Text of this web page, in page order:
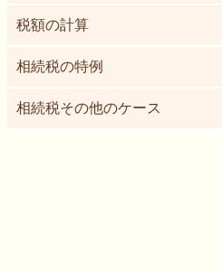
税額の計算
相続税の特例
相続税その他のケース